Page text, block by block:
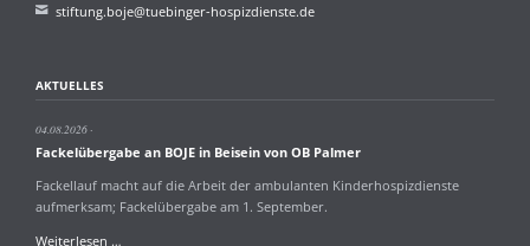
stiftung.boje@tuebinger-hospizdienste.de
AKTUELLES
04.08.2026
Fackelübergabe an BOJE in Beisein von OB Palmer
Fackellauf macht auf die Arbeit der ambulanten Kinderhospizdienste
aufmerksam; Fackelübergabe am 1. September.
Weiterlesen …